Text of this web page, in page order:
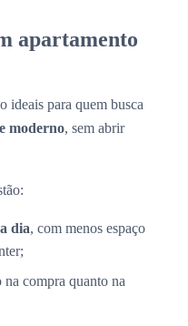
apartamento
ideais para quem busca
moderno, sem abrir
dia, com menos espaço
na compra quanto na